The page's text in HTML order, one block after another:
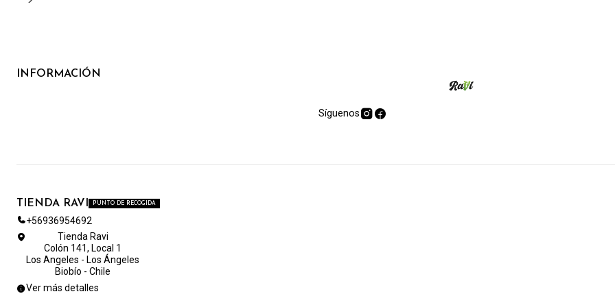
INFORMACIÓN
Síguenos
TIENDA RAVI PUNTO DE RECOGIDA
+56936954692
Tienda Ravi
Colón 141, Local 1
Los Angeles - Los Ángeles
Biobío - Chile
Ver más detalles